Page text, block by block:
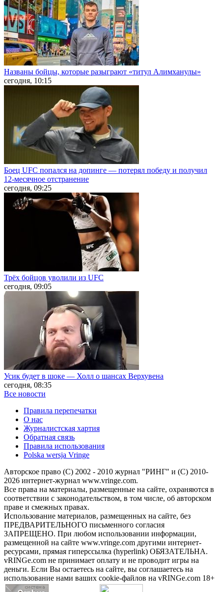
Названы бойцы, которые разыграют «титул Алимханулы»
сегодня, 10:15
Боец UFC попался на допинге — потерял победу и получил
12-месячное отстранение
сегодня, 09:25
Трёх бойцов уволили из UFC
сегодня, 09:05
Усик будет в шоке — Холл о шансах Верхувена
сегодня, 08:35
Все новости
Правила перепечатки
О нас
Журналистская хартия
Обратная связь
Правила использования
Polska wersja Vringe
Авторское право (С) 2002 - 2010 журнал "РИНГ" и (С) 2010-
2026 интернет-журнал www.vringe.com.
Все права на материалы, размещенные на сайте, охраняются в
соответствии с законодательством, в том числе, об авторском
праве и смежных правах.
Использование материалов, размещенных на сайте, без
ПРЕДВАРИТЕЛЬНОГО письменного согласия
ЗАПРЕЩЕНО. При любом использовании информации,
размещенной на сайте www.vringe.com другими интернет-
ресурсами, прямая гиперссылка (hyperlink) ОБЯЗАТЕЛЬНА.
vRINGe.com не принимает оплату и не проводит игры на
деньги. Если Вы остаетесь на сайте, вы соглашаетесь на
использование нами ваших cookie-файлов на vRINGe.com 18+